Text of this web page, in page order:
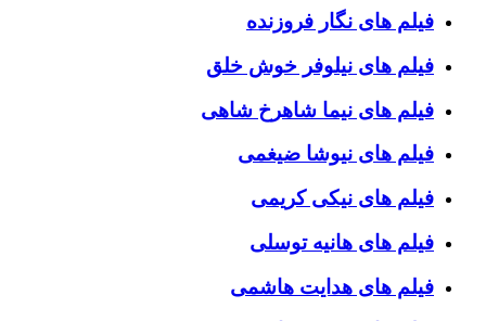
فیلم های نگار فروزنده
فیلم های نیلوفر خوش خلق
فیلم های نیما شاهرخ شاهی
فیلم های نیوشا ضیغمی
فیلم های نیکی کریمی
فیلم های هانیه توسلی
فیلم های هدایت هاشمی